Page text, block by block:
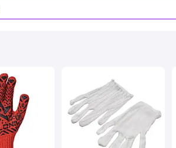
работаем с оптовыми заказами. Цены
Продажи в розницу
резервом.